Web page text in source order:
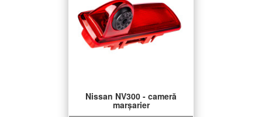
Nissan NV300 - cameră
marșarier